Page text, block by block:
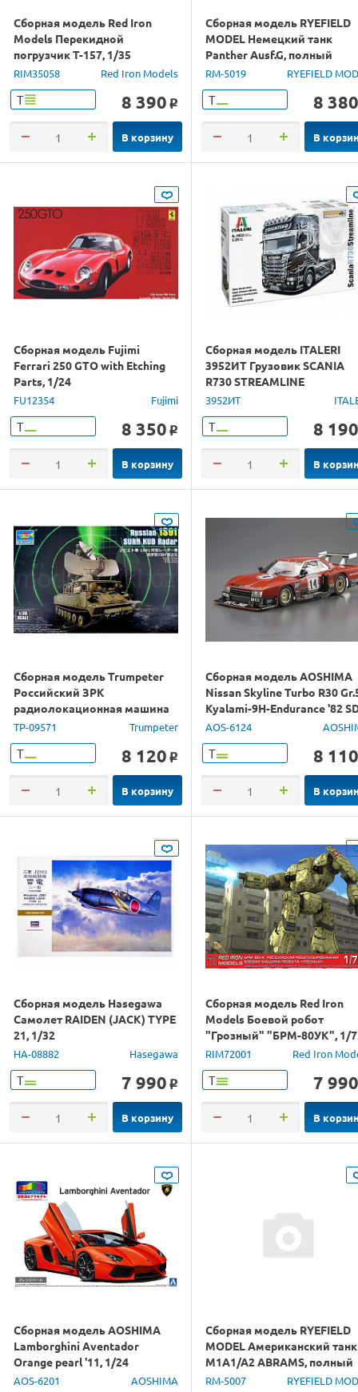
Сборная модель Red Iron
Models Перекидной
погрузчик Т-157, 1/35
RIM35058 Red Iron Models
Т 8 390 o
В корзину
Сборная модель RYEFIELD
MODEL Немецкий танк
Panther Ausf.G, полный
интерьер, траки, 1/35
RM-5019 RYEFIELD
Т 8 380
В
Сборная модель Fujimi
Ferrari 250 GTO with Etching
Parts, 1/24
FU12354 Fujimi
Т 8 350 o
В корзину
Сборная модель ITALERI
3952ИТ Грузовик SCANIA
R730 STREAMLINE
ShowTrucks, 1/24
3952ИТ
Т 8 190
В
Сборная модель Trumpeter
Российский ЗРК
радиолокационная машина
1С91
TP-09571 Trumpeter
Т 8 120 o
В корзину
Сборная модель AOSHIMA
Nissan Skyline Turbo R30
Kyalami-9H-Endurance '82
AOS-6124
Т 8 110
В
Сборная модель Hasegawa
Самолет RAIDEN (JACK) TYPE
21, 1/32
HA-08882 Hasegawa
Т 7 990 o
В корзину
Сборная модель Red Iron
Models Боевой робот
"Грозный" "БРМ-80УК", 1/
RIM72001 Red Iron
Т 7 990
В
Сборная модель AOSHIMA
Lamborghini Aventador
Orange pearl '11, 1/24
AOS-6201 AOSHIMA
Сборная модель RYEFIELD
MODEL Американский танк
M1A1/A2 ABRAMS, полный
интерьер, траки, 1/35
RM-5007 RYEFIELD